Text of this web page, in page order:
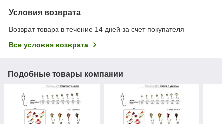
Условия возврата
Возврат товара в течение 14 дней за счет покупателя
Все условия возврата
Подобные товары компании